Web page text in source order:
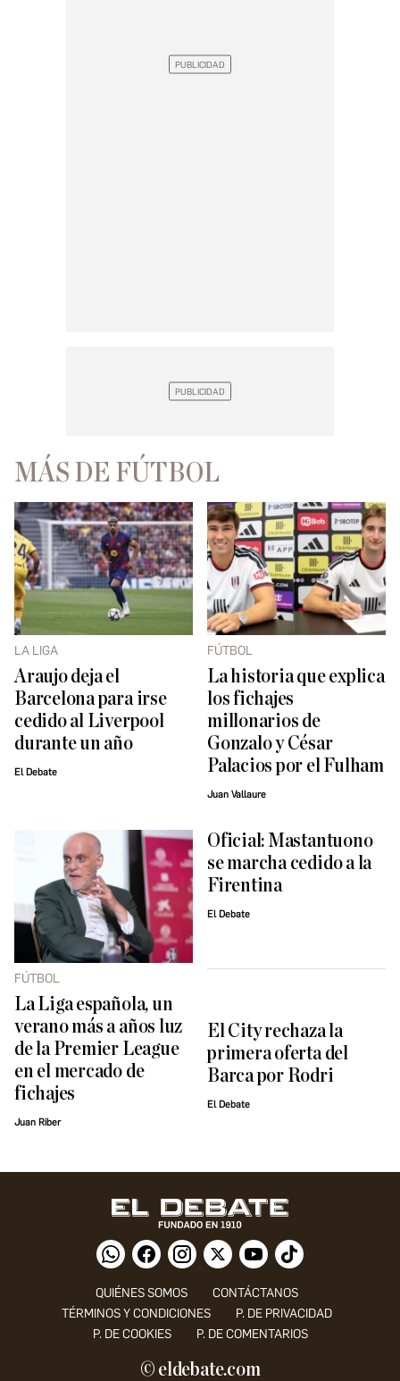
MÁS DE FÚTBOL
LA LIGA
Araujo deja el
Barcelona para irse
cedido al Liverpool
durante un año
El Debate
FÚTBOL
La historia que explica
los fichajes
millonarios de
Gonzalo y César
Palacios por el Fulham
Juan Vallaure
FÚTBOL
La Liga española, un
verano más a años luz
de la Premier League
en el mercado de
fichajes
Juan Riber
Oficial: Mastantuono
se marcha cedido a la
Firentina
El Debate
El City rechaza la
primera oferta del
Barca por Rodri
El Debate
QUIÉNES SOMOS
CONTÁCTANOS
TÉRMINOS Y CONDICIONES
P. DE PRIVACIDAD
P. DE COOKIES
P. DE COMENTARIOS
© eldebate.com